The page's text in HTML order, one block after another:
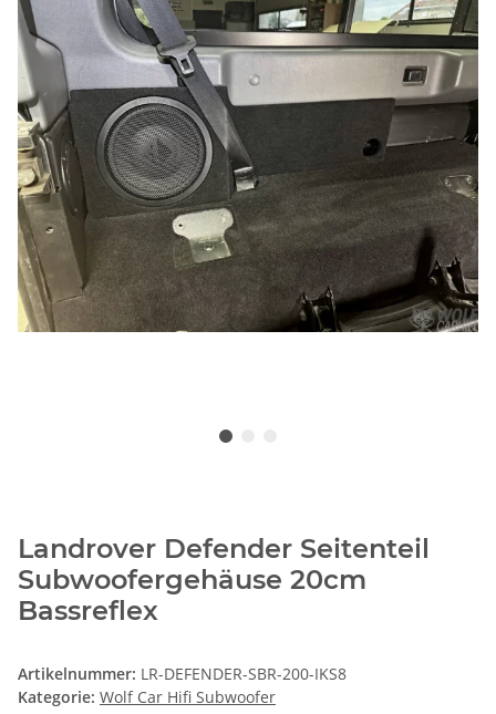
Landrover Defender Seitenteil
Subwoofergehäuse 20cm
Bassreflex
Artikelnummer: LR-DEFENDER-SBR-200-IKS8
Kategorie: Wolf Car Hifi Subwoofer